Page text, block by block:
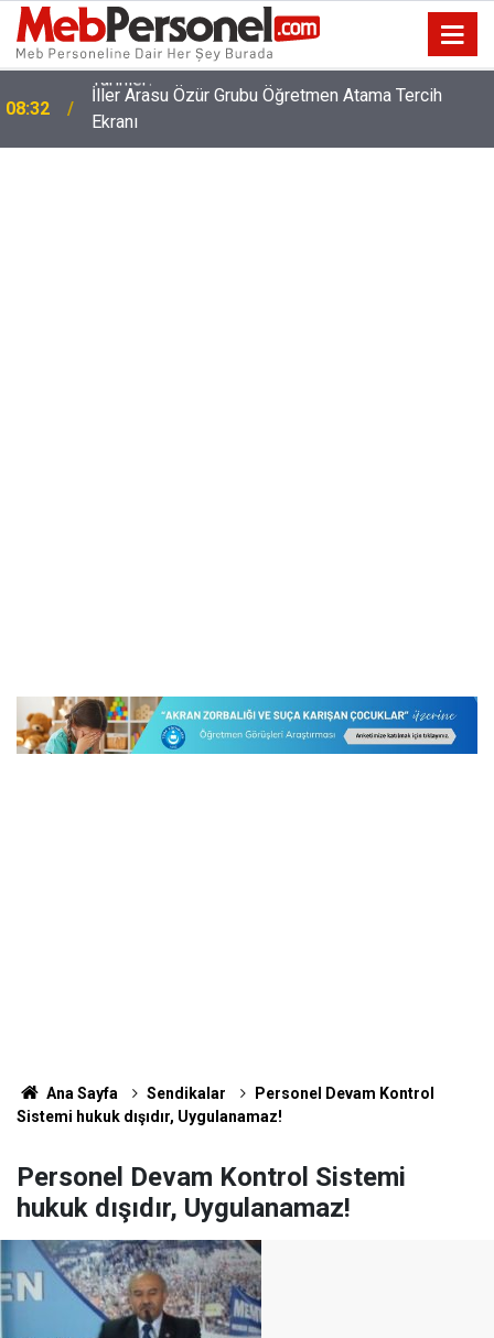
08:32
İller Arasu Özür Grubu Öğretmen Atama Tercih
Ekranı
Ana Sayfa Sendikalar
Personel Devam Kontrol
Sistemi hukuk dışıdır, Uygulanamaz!
Personel Devam Kontrol Sistemi
hukuk dışıdır, Uygulanamaz!